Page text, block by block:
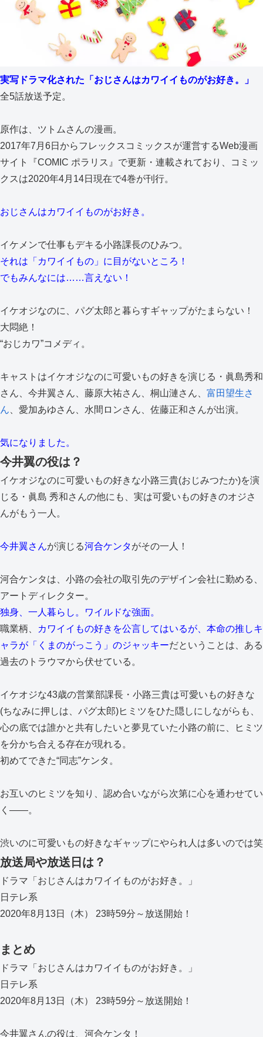
実写ドラマ化された「おじさんはカワイイものがお好き。」
全5話放送予定。
原作は、ツトムさんの漫画。
2017年7月6日からフレックスコミックスが運営するWeb漫画
サイト『COMIC ポラリス』で更新・連載されており、コミッ
クスは2020年4月14日現在で4巻が刊行。
おじさんはカワイイものがお好き。
イケメンで仕事もデキる小路課長のひみつ。
それは「カワイイもの」に目がないところ！
でもみんなには……言えない！
イケオジなのに、パグ太郎と暮らすギャップがたまらない！
大悶絶！
“おじカワ”コメディ。
キャストはイケオジなのに可愛いもの好きを演じる・眞島秀和
さん、今井翼さん、藤原大祐さん、桐山漣さん、 富田望生さ
ん、愛加あゆさん、水間ロンさん、佐藤正和さんが出演。
気になりました。
今井翼の役は？
イケオジなのに可愛いもの好きな小路三貴(おじみつたか)を演
じる・眞島 秀和さんの他にも、実は可愛いもの好きのオジさ
んがもう一人。
今井翼さんが演じる河合ケンタがその一人！
河合ケンタは、小路の会社の取引先のデザイン会社に勤める、
アートディレクター。
独身、一人暮らし。ワイルドな強面。
職業柄、
カワイイもの好きを公言してはいるが、本命の推しキ
ャラが「くまのがっこう」のジャッキーだということは、ある
過去のトラウマから伏せている。
イケオジな43歳の営業部課長・小路三貴は可愛いもの好きな
(ちなみに押しは、パグ太郎)ヒミツをひた隠しにしながらも、
心の底では誰かと共有したいと夢見ていた小路の前に、ヒミツ
を分かち合える存在が現れる。
初めてできた“同志”ケンタ。
お互いのヒミツを知り、認め合いながら次第に心を通わせてい
く――。
渋いのに可愛いもの好きなギャップにやられ人は多いのでは笑
放送局や放送日は？
ドラマ「おじさんはカワイイものがお好き。」
日テレ系
2020年8月13日（木） 23時59分～放送開始！
まとめ
ドラマ「おじさんはカワイイものがお好き。」
日テレ系
2020年8月13日（木） 23時59分～放送開始！
今井翼さんの役は、河合ケンタ！